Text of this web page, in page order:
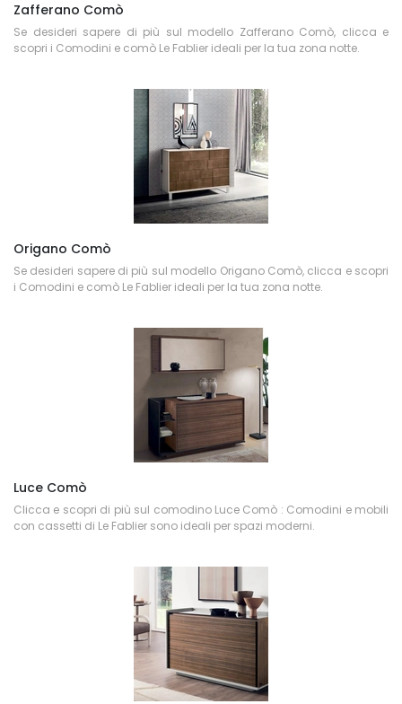
Zafferano Comò
Se desideri sapere di più sul modello Zafferano Comò, clicca e
scopri i Comodini e comò Le Fablier ideali per la tua zona notte.
Origano Comò
Se desideri sapere di più sul modello Origano Comò, clicca e scopri
i Comodini e comò Le Fablier ideali per la tua zona notte.
Luce Comò
Clicca e scopri di più sul comodino Luce Comò : Comodini e mobili
con cassetti di Le Fablier sono ideali per spazi moderni.